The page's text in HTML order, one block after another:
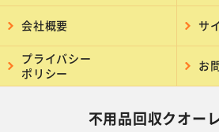
会社概要 サ
プライバシー
ポリシー
お
不用品回収クオー